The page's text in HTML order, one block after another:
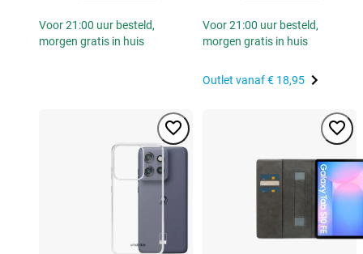
Voor 21:00 uur besteld,
morgen gratis in huis
Voor 21:00 uur besteld,
morgen gratis in huis
Outlet vanaf€ 18,95